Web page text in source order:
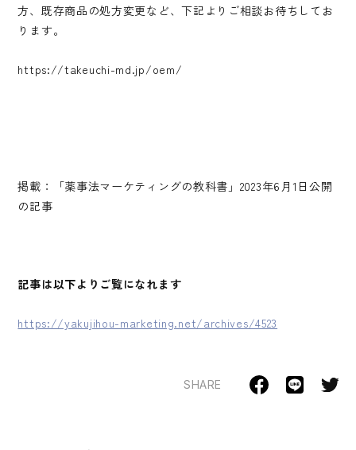
方、既存商品の処方変更など、下記よりご相談お待ちしてお
ります。
https://takeuchi-md.jp/oem/
掲載：「薬事法マーケティングの教科書」2023年6月1日公開
の記事
記事は以下よりご覧になれます
https://yakujihou-marketing.net/archives/4523
SHARE